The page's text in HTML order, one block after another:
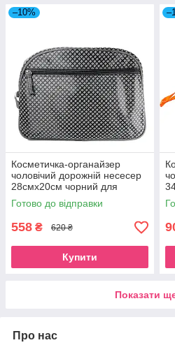
–10%
Косметичка-органайзер
чоловічий дорожній несесер
28смх20см чорний для
туалетного приладдя Beauty
Luxury
Готово до відправки
558 ₴ 620 ₴
Купити
Показати
Про нас